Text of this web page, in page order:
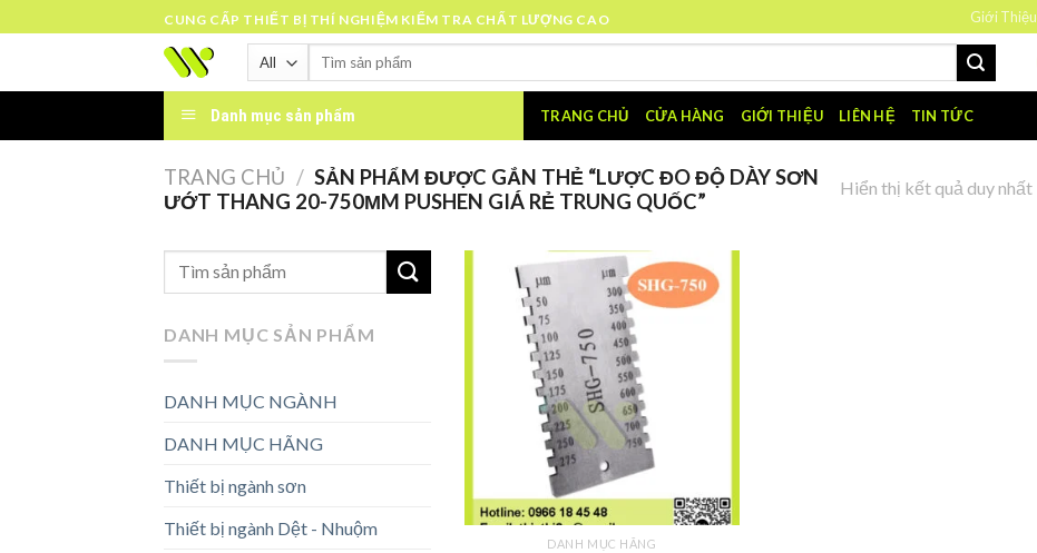
to
CUNG CẤP THIẾT BỊ THÍ NGHIỆM KIỂM TRA CHẤT LƯỢNG CAO Giới Thiệu
Tìm
Danh mục sản phẩm TRANG CHỦ CỬA HÀNG GIỚI THIỆU LIÊN HỆ TIN TỨC
TRANG CHỦ / SẢN PHẨM ĐƯỢC GẮN THẺ “LƯỢC ĐO ĐỘ DÀY SƠN
ƯỚT THANG 20-750ΜM PUSHEN GIÁ RẺ TRUNG QUỐC”
Hiển thị kết quả duy nhất
DANH MỤC SẢN PHẨM
DANH MỤC NGÀNH
DANH MỤC HÃNG
Thiết bị ngành sơn
Thiết bị ngành Dệt - Nhuộm
DANH MỤC HÃNG